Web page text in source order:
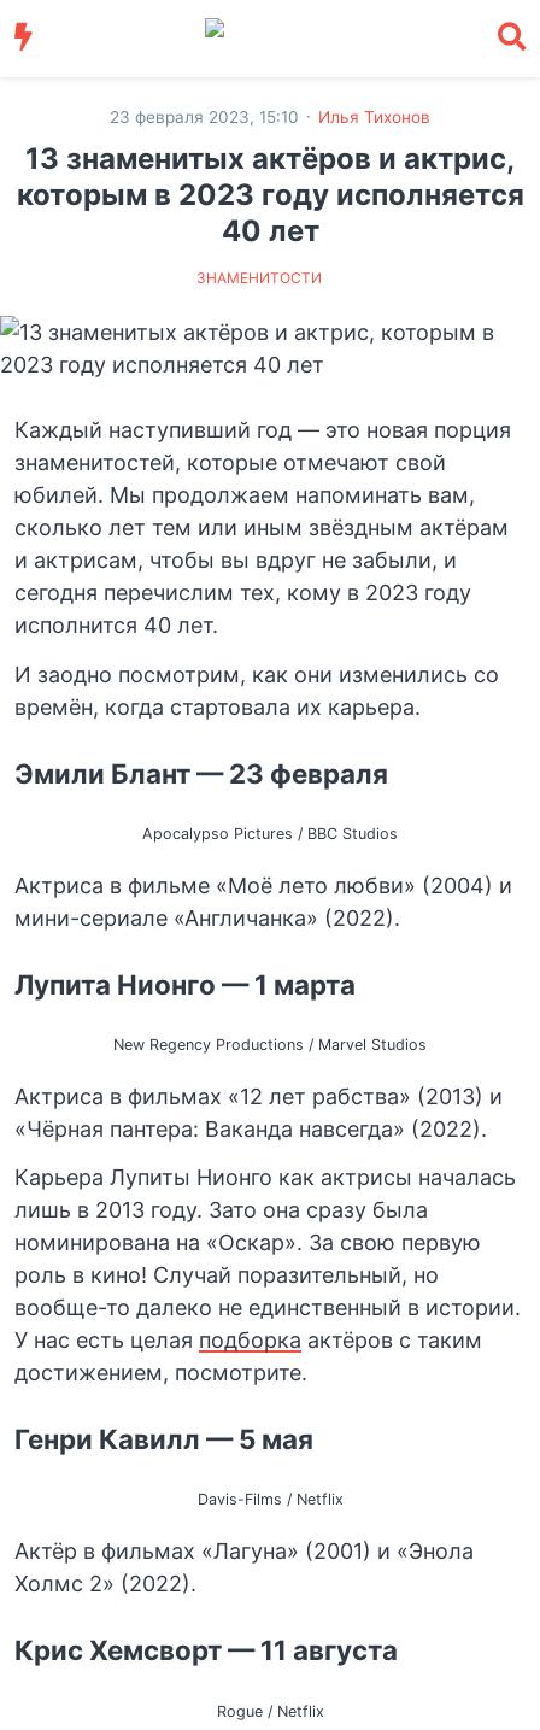
23 февраля 2023, 15:10 · Илья Тихонов
13 знаменитых актёров и актрис,
которым в 2023 году исполняется
40 лет
ЗНАМЕНИТОСТИ
Каждый наступивший год — это новая порция
знаменитостей, которые отмечают свой
юбилей. Мы продолжаем напоминать вам,
сколько лет тем или иным звёздным актёрам
и актрисам, чтобы вы вдруг не забыли, и
сегодня перечислим тех, кому в 2023 году
исполнится 40 лет.
И заодно посмотрим, как они изменились со
времён, когда стартовала их карьера.
Эмили Блант — 23 февраля
Apocalypso Pictures / BBC Studios
Актриса в фильме «Моё лето любви» (2004) и
мини-сериале «Англичанка» (2022).
Лупита Нионго — 1 марта
New Regency Productions / Marvel Studios
Актриса в фильмах «12 лет рабства» (2013) и
«Чёрная пантера: Ваканда навсегда» (2022).
Карьера Лупиты Нионго как актрисы началась
лишь в 2013 году. Зато она сразу была
номинирована на «Оскар». За свою первую
роль в кино! Случай поразительный, но
вообще-то далеко не единственный в истории.
У нас есть целая подборка актёров с таким
достижением, посмотрите.
Генри Кавилл — 5 мая
Davis-Films / Netflix
Актёр в фильмах «Лагуна» (2001) и «Энола
Холмс 2» (2022).
Крис Хемсворт — 11 августа
Rogue / Netflix